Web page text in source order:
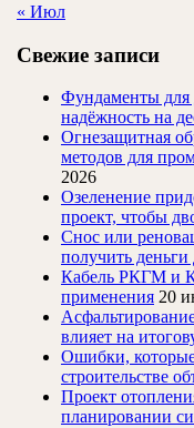
« Июл
Свежие записи
Фундаменты для
надёжность на
Огнезащитная
методов для
2026
Озеленение
проект, чтобы
Снос или
получить деньги
Кабель РКГМ и
применения 20
влияет на
Ошибки,
строительстве
Проект
планировании